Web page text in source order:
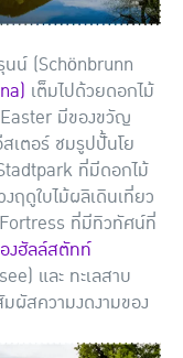
นน์ (Schönbrunn
เต็มไปด้วยดอกไม้
มีของขวัญ
เตอร์ ชมรูปปั้นโย
ที่มีดอกไม้
งฤดูใบไม้ผลิเดินเที่ยว
ที่มีทิวทัศน์ที่
งฮัลล์สตัทท์
และ ทะเลสาบ
ผัสความงดงามของ